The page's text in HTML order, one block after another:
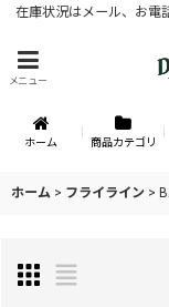
在庫状況はメール、お電
メニュー
ホーム 商品カテゴリ
ホーム > フライライン >